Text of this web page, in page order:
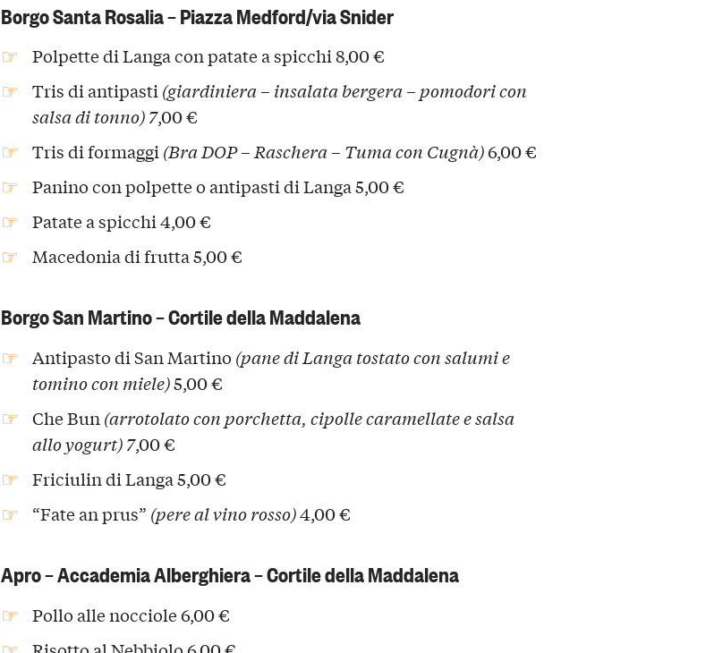
Borgo Santa Rosalia – Piazza Medford/via Snider
Polpette di Langa con patate a spicchi 8,00 €
Tris di antipasti(giardiniera – insalata bergera – pomodori con
salsa di tonno) 7,00 €
Tris di formaggi(Bra DOP – Raschera – Tuma con Cugnà)6,00 €
Panino con polpette o antipasti di Langa 5,00 €
Patate a spicchi 4,00 €
Macedonia di frutta 5,00 €
Borgo San Martino – Cortile della Maddalena
Antipasto di San Martino (pane di Langa tostato con salumi e
tomino con miele)5,00 €
Che Bun (arrotolato con porchetta, cipolle caramellate e salsa
allo yogurt) 7,00 €
Friciulin di Langa 5,00 €
“Fate an prus” (pere al vino rosso)4,00 €
Apro – Accademia Alberghiera – Cortile della Maddalena
Pollo alle nocciole 6,00 €